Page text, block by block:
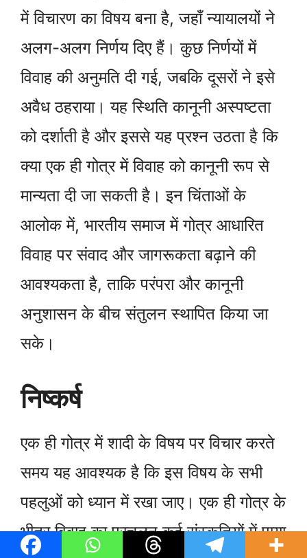
में विचारण का विषय बना है, जहाँ न्यायालयों ने
अलग-अलग निर्णय दिए हैं। कुछ निर्णयों में
विवाह की अनुमति दी गई, जबकि दूसरों ने इसे
अवैध ठहराया। यह स्थिति कानूनी अस्पष्टता
को दर्शाती है और इससे यह प्रश्न उठता है कि
क्या एक ही गोत्र में विवाह को कानूनी रूप से
मान्यता दी जा सकती है। इन चिंताओं के
आलोक में, भारतीय समाज में गोत्र आधारित
विवाह पर संवाद और जागरूकता बढ़ाने की
आवश्यकता है, ताकि परंपरा और कानूनी
अनुशासन के बीच संतुलन स्थापित किया जा
सके।
निष्कर्ष
एक ही गोत्र में शादी के विषय पर विचार करते
समय यह आवश्यक है कि इस विषय के सभी
पहलुओं को ध्यान में रखा जाए। एक ही गोत्र के
भीतर विवाह का प्रचलन कई संस्कृतियों में पाया